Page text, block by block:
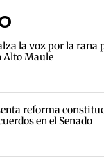
la voz por la rana
Alto Maule
reforma
en el Senado